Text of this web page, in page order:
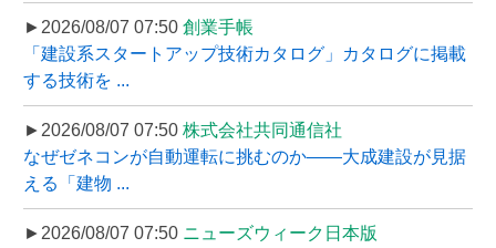
►2026/08/07 07:50 創業手帳
「建設系スタートアップ技術カタログ」カタログに掲載
する技術を ...
►2026/08/07 07:50 株式会社共同通信社
なぜゼネコンが自動運転に挑むのか――大成建設が見据
える「建物 ...
►2026/08/07 07:50 ニューズウィーク日本版